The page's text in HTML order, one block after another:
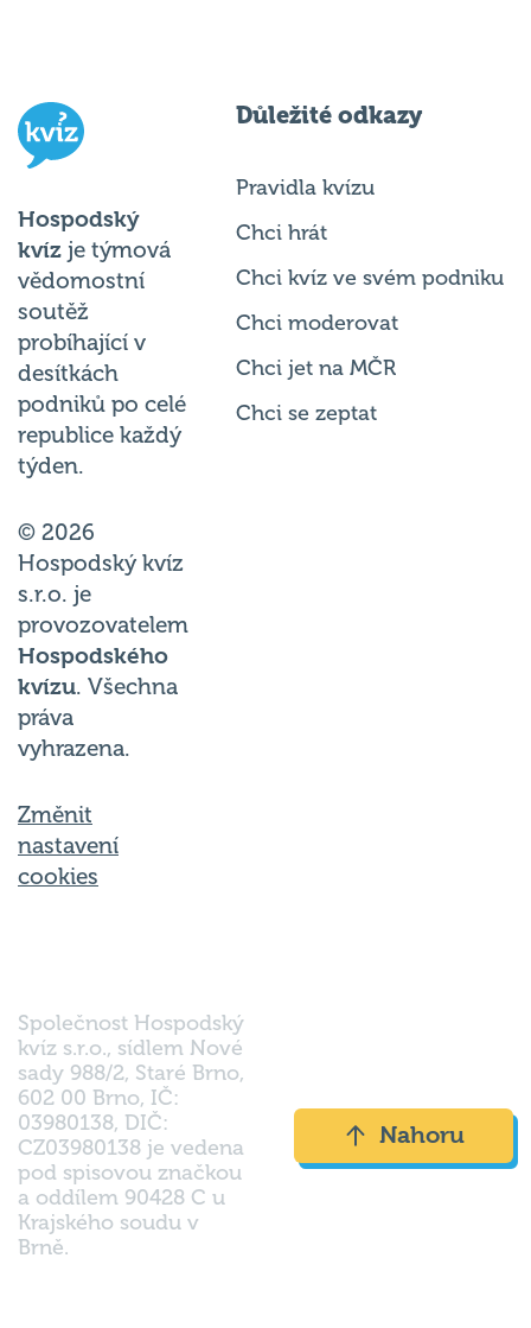
Hospodský
kvíz je týmová
vědomostní
soutěž
probíhající v
desítkách
podniků po celé
republice každý
týden.
© 2026
Hospodský kvíz
s.r.o. je
provozovatelem
Hospodského
kvízu. Všechna
práva
vyhrazena.
Změnit
nastavení
cookies
Důležité odkazy
Pravidla kvízu
Chci hrát
Chci kvíz ve svém podniku
Chci moderovat
Chci jet na MČR
Chci se zeptat
Společnost Hospodský
kvíz s.r.o., sídlem Nové
sady 988/2, Staré Brno,
602 00 Brno, IČ:
03980138, DIČ:
CZ03980138 je vedena
pod spisovou značkou
a oddílem 90428 C u
Krajského soudu v
Brně.
Nahoru